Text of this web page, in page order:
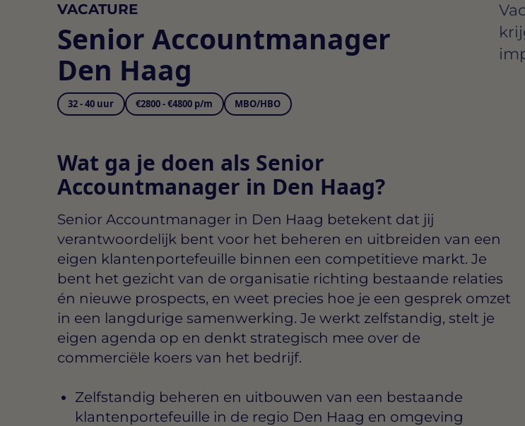
VACATURE
Senior Accountmanager
Den Haag
32 - 40 uur €2800 - €4800 p/m MBO/HBO
Wat ga je doen als Senior
Accountmanager in Den Haag?
Senior Accountmanager in Den Haag betekent dat jij
verantwoordelijk bent voor het beheren en uitbreiden van een
eigen klantenportefeuille binnen een competitieve markt. Je
bent het gezicht van de organisatie richting bestaande relaties
én nieuwe prospects, en weet precies hoe je een gesprek omzet
in een langdurige samenwerking. Je werkt zelfstandig, stelt je
eigen agenda op en denkt strategisch mee over de
commerciële koers van het bedrijf.
Zelfstandig beheren en uitbouwen van een bestaande
klantenportefeuille in de regio Den Haag en omgeving